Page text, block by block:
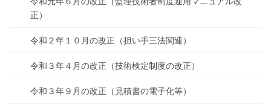
正）
令和２年１０月の改正（担い手三法関連）
令和３年４月の改正（技術検定制度の改正）
令和３年９月の改正（見積書の電子化等）